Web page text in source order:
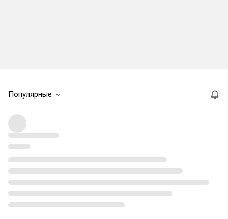
Популярные